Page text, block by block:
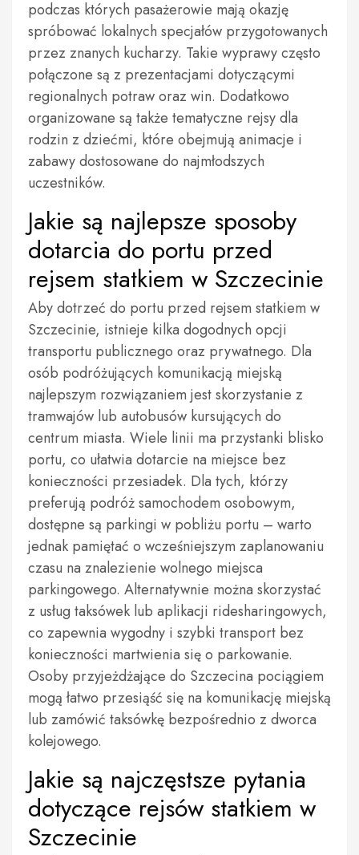
podczas których pasażerowie mają okazję
spróbować lokalnych specjałów przygotowanych
przez znanych kucharzy. Takie wyprawy często
połączone są z prezentacjami dotyczącymi
regionalnych potraw oraz win. Dodatkowo
organizowane są także tematyczne rejsy dla
rodzin z dziećmi, które obejmują animacje i
zabawy dostosowane do najmłodszych
uczestników.
Jakie są najlepsze sposoby
dotarcia do portu przed
rejsem statkiem w Szczecinie
Aby dotrzeć do portu przed rejsem statkiem w
Szczecinie, istnieje kilka dogodnych opcji
transportu publicznego oraz prywatnego. Dla
osób podróżujących komunikacją miejską
najlepszym rozwiązaniem jest skorzystanie z
tramwajów lub autobusów kursujących do
centrum miasta. Wiele linii ma przystanki blisko
portu, co ułatwia dotarcie na miejsce bez
konieczności przesiadek. Dla tych, którzy
preferują podróż samochodem osobowym,
dostępne są parkingi w pobliżu portu – warto
jednak pamiętać o wcześniejszym zaplanowaniu
czasu na znalezienie wolnego miejsca
parkingowego. Alternatywnie można skorzystać
z usług taksówek lub aplikacji ridesharingowych,
co zapewnia wygodny i szybki transport bez
konieczności martwienia się o parkowanie.
Osoby przyjeżdżające do Szczecina pociągiem
mogą łatwo przesiąść się na komunikację miejską
lub zamówić taksówkę bezpośrednio z dworca
kolejowego.
Jakie są najczęstsze pytania
dotyczące rejsów statkiem w
Szczecinie